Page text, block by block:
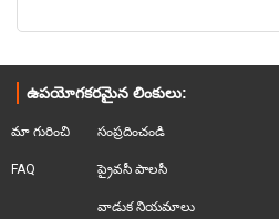
ఉపయోగకరమైన లింకులు:
మా గురించి
FAQ
సంప్రదించండి
ప్రైవసీ పాలసీ
వాడుక నియమాలు